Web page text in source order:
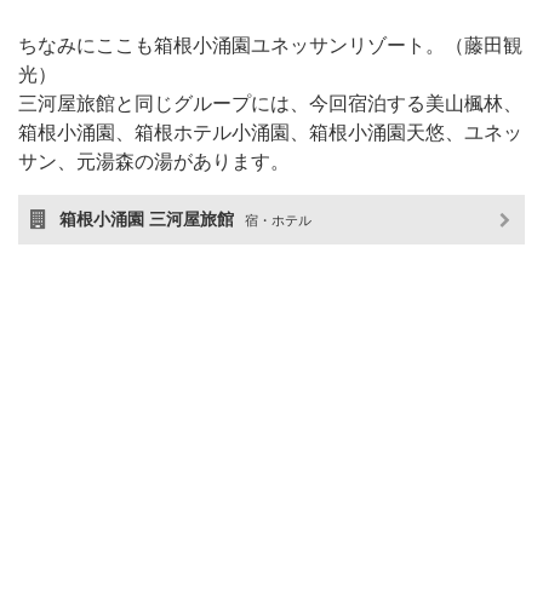
ちなみにここも箱根小涌園ユネッサンリゾート。（藤田観
光）
三河屋旅館と同じグループには、今回宿泊する美山楓林、
箱根小涌園、箱根ホテル小涌園、箱根小涌園天悠、ユネッ
サン、元湯森の湯があります。
箱根小涌園 三河屋旅館 宿・ホテル